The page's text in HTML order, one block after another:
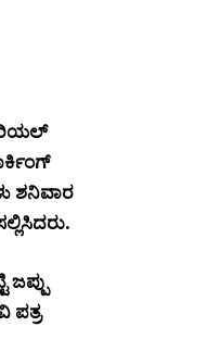
ಶನಿವಾರ
ಜಪ್ಪು
ಪತ್ರ